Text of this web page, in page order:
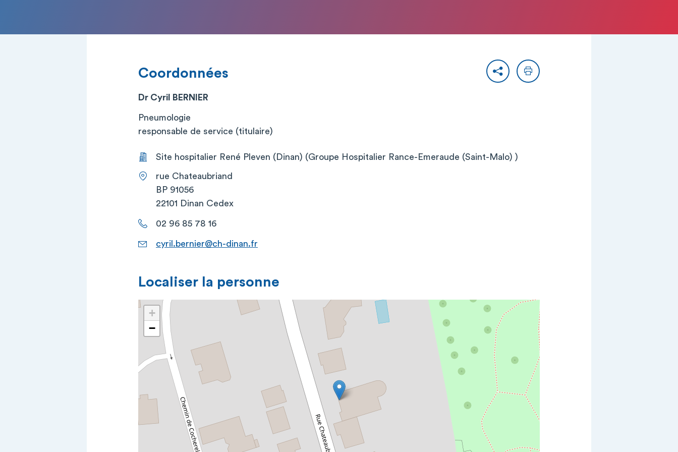
PartagerImprimer
Coordonnées
Dr Cyril BERNIER
Pneumologie
responsable de service (titulaire)
Site hospitalier René Pleven (Dinan) (Groupe Hospitalier Rance-Emeraude (Saint-Malo) )
rue Chateaubriand
BP 91056
22101 Dinan Cedex
02 96 85 78 16
cyril.bernier@ch-dinan.fr
Localiser la personne
+
−